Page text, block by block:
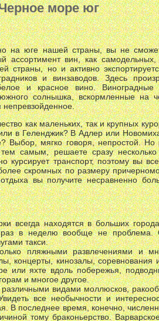
море юг
на юге нашей страны, вы не
ассортимент вин, как
страны, но и активно
и винзаводов. Здесь
и красное вино. Виноградные
солнышка, вскормленные на
непревзойденное.
как маленьких, так и крупных
в Геленджик? В Адлер или
Выбор, мягко говоря, непростой.
самым, решаете сразу
курсирует транспорт, поэтому вы
скромных по размеру
вы получите несравненно
всегда находятся в больших
в неделю вообще не проблема.
такси.
пляжными развлечениями и
концерты, кинозалы, соревнования
или яхте вдоль побережья,
и многое другое.
видами моллюсков,
все необычности и
В последнее время, конечно,
тому браконьерство.